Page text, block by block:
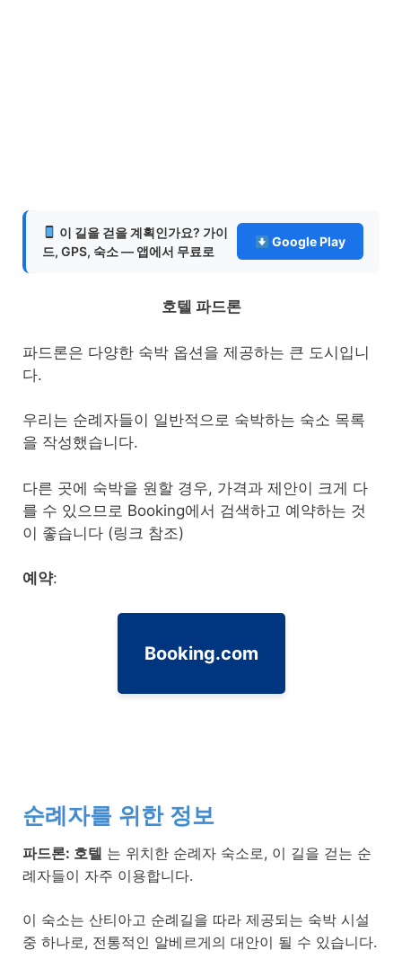
이 길을 걷을 계획인가요? 가이
드, GPS, 숙소 — 앱에서 무료로
Google Play
호텔 파드론
파드론은 다양한 숙박 옵션을 제공하는 큰 도시입니
다.
우리는 순례자들이 일반적으로 숙박하는 숙소 목록
을 작성했습니다.
다른 곳에 숙박을 원할 경우, 가격과 제안이 크게 다
를 수 있으므로 Booking에서 검색하고 예약하는 것
이 좋습니다 (링크 참조)
예약:
Booking.com
순례자를 위한 정보
파드론: 호텔 는 위치한 순례자 숙소로, 이 길을 걷는 순
례자들이 자주 이용합니다.
이 숙소는 산티아고 순례길을 따라 제공되는 숙박 시설
중 하나로, 전통적인 알베르게의 대안이 될 수 있습니다.